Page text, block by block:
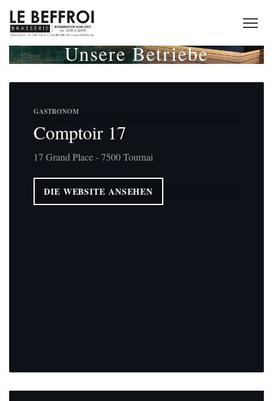
Unsere Betriebe
GASTRONOM
Comptoir 17
17 Grand Place - 7500 Tournai
DIE WEBSITE ANSEHEN